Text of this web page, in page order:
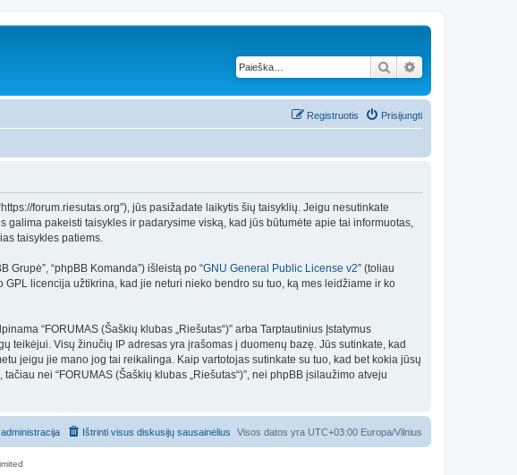
Ieškoti
Prisijungti
Registruotis
forum.riesutas.org”), jūs pasižadate laikytis šių taisyklių. Jeigu nesutinkate
galima pakeisti taisykles ir padarysime viską, kad jūs būtumėte apie tai informuotas,
taisykles patiems.
Grupė”, “phpBB Komanda”) išleistą po “GNU General Public License v2” (toliau
licencija užtikrina, kad jie neturi nieko bendro su tuo, ką mes leidžiame ir ko
“FORUMAS (Šaškių klubas „Riešutas“)” arba Tarptautinius Įstatymus
Visų žinučių IP adresas yra įrašomas į duomenų bazę. Jūs sutinkate, kad
jeigu jie mano jog tai reikalinga. Kaip vartotojas sutinkate su tuo, kad bet kokia jūsų
nei “FORUMAS (Šaškių klubas „Riešutas“)”, nei phpBB įsilaužimo atveju
Visos datos yra UTC+03:00 Europa/Vilnius
Ištrinti visus diskusijų sausainėlius